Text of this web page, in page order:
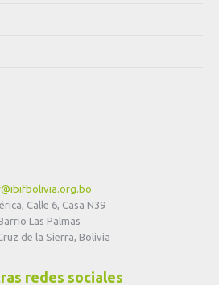
Calle 6, Casa N39
Las Palmas
de la Sierra, Bolivia
redes sociales